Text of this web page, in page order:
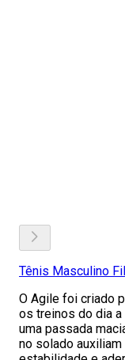
Tênis Masculino
O Agile foi criado
os treinos do dia a
uma passada
no solado